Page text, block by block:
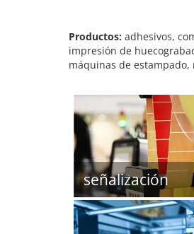
Productos: adhesivos,
impresión de
máquinas de
señalización